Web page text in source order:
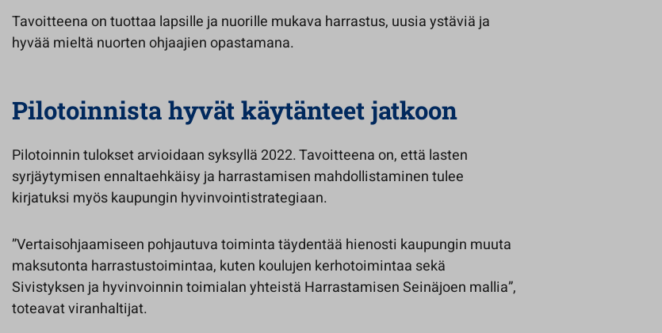
Tavoitteena on tuottaa lapsille ja nuorille mukava harrastus, uusia ystäviä ja
hyvää mieltä nuorten ohjaajien opastamana.
Pilotoinnista hyvät käytänteet jatkoon
Pilotoinnin tulokset arvioidaan syksyllä 2022. Tavoitteena on, että lasten
syrjäytymisen ennaltaehkäisy ja harrastamisen mahdollistaminen tulee
kirjatuksi myös kaupungin hyvinvointistrategiaan.
”Vertaisohjaamiseen pohjautuva toiminta täydentää hienosti kaupungin muuta
maksutonta harrastustoimintaa, kuten koulujen kerhotoimintaa sekä
Sivistyksen ja hyvinvoinnin toimialan yhteistä Harrastamisen Seinäjoen mallia”,
toteavat viranhaltijat.